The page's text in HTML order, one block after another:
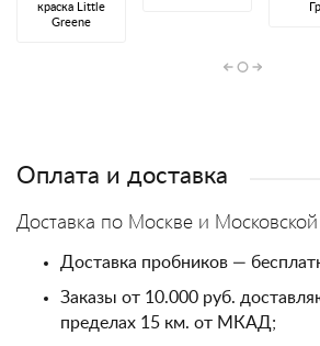
краска Little
Greene
Оплата и доставка
Доставка по Москве и
Доставка пробников —
Заказы от 10.000 руб.
пределах 15 км. от МКАД;